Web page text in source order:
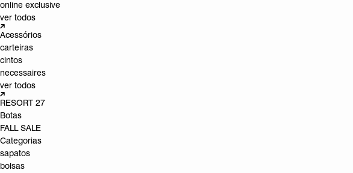
online exclusive
ver todos
Acessórios
carteiras
cintos
necessaires
ver todos
RESORT 27
Botas
FALL SALE
Categorias
sapatos
bolsas